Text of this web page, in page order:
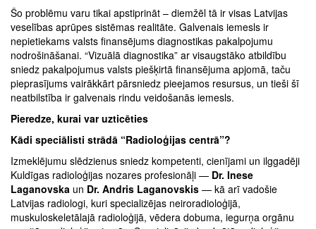
Šo problēmu varu tikai apstiprināt – diemžēl tā ir visas Latvijas
veselības aprūpes sistēmas realitāte. Galvenais iemesls ir
nepietiekams valsts finansējums diagnostikas pakalpojumu
nodrošināšanai. “Vizuālā diagnostika” ar visaugstāko atbildību
sniedz pakalpojumus valsts piešķirtā finansējuma apjomā, taču
pieprasījums vairākkārt pārsniedz pieejamos resursus, un tieši šī
neatbilstība ir galvenais rindu veidošanās iemesls.
Pieredze, kurai var uzticēties
Kādi speciālisti strādā “Radioloģijas centrā”?
Izmeklējumu slēdzienus sniedz kompetenti, cienījami un ilggadēji
Kuldīgas radioloģijas nozares profesionāļi — Dr. Inese
Laganovska un Dr. Andris Laganovskis — kā arī vadošie
Latvijas radiologi, kuri specializējas neiroradioloģijā,
muskuloskeletālajā radioloģijā, vēdera dobuma, iegurņa orgānu